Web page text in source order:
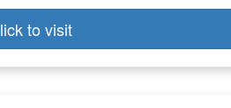
to visit